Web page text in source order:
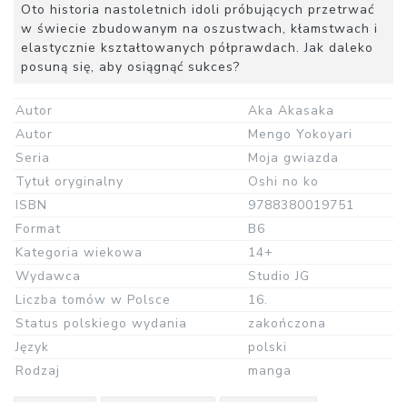
Oto historia nastoletnich idoli próbujących przetrwać
w świecie zbudowanym na oszustwach, kłamstwach i
elastycznie kształtowanych półprawdach. Jak daleko
posuną się, aby osiągnąć sukces?
Autor
Aka Akasaka
Autor
Mengo Yokoyari
Seria
Moja gwiazda
Tytuł oryginalny
Oshi no ko
ISBN
9788380019751
Format
B6
Kategoria wiekowa
14+
Wydawca
Studio JG
Liczba tomów w Polsce
16.
Status polskiego wydania
zakończona
Język
polski
Rodzaj
manga